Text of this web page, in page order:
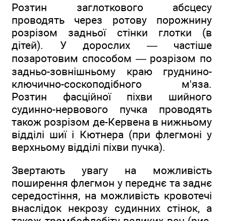
Розтин заглоткового абсцесу
проводять через ротову порожнину
розрізом задньої стінки глотки (в
дітей). У дорослих — частіше
позаротовим способом — розрізом по
задньо-зовнішньому краю груднино-
ключично-соскоподібного м'яза.
Розтин фасційної піхви шийного
судинно-нервового пучка проводять
також розрізом де-Кервена в нижньому
відділі шиї і Кютнера (при флегмоні у
верхньому відділі піхви пучка).
Звертають увагу на можливість
поширення флегмон у переднє та заднє
середостіння, на можливість кровотечі
внаслідок некрозу судинних стінок, а